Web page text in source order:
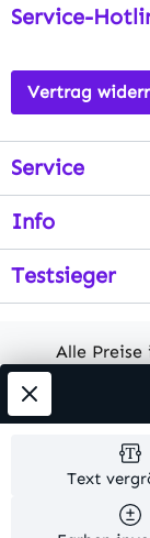
Service-
Vertrag
Service
Info
Testsieger
Alle
© 2026
Text